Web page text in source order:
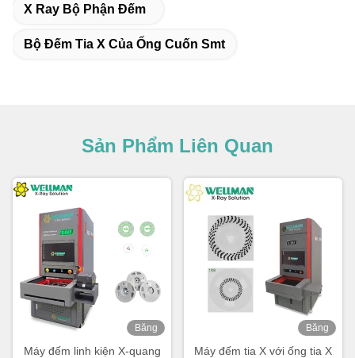
X Ray Bộ Phận Đếm
Bộ Đếm Tia X Của Ống Cuốn Smt
Sản Phẩm Liên Quan
Băng
Máy đếm linh kiện X-quang
Băng
Máy đếm tia X với ống tia X